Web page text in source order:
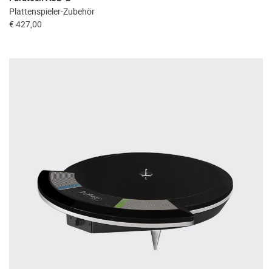
Plattenspieler-Zubehör
€ 427,00